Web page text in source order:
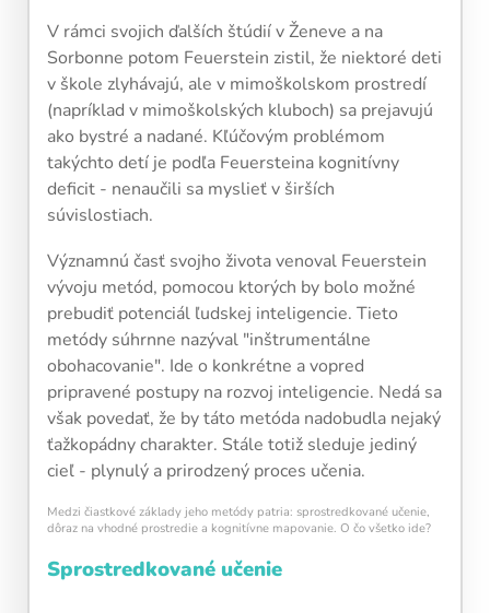
Pravidelný krátky tréningpodporuje
neuroplasticitu mozgu, zlepšuje pozornosť,
V rámci svojich ďalších štúdií v Ženeve a na
Sorbonne potom Feuerstein zistil, že niektoré deti
v škole zlyhávajú, ale v mimoškolskom prostredí
(napríklad v mimoškolských kluboch) sa prejavujú
ako bystré a nadané. Kľúčovým problémom
takýchto detí je podľa Feuersteina kognitívny
deficit - nenaučili sa myslieť v širších
súvislostiach.
Významnú časť svojho života venoval Feuerstein
vývoju metód, pomocou ktorých by bolo možné
prebudiť potenciál ľudskej inteligencie. Tieto
metódy súhrnne nazýval "inštrumentálne
obohacovanie". Ide o konkrétne a vopred
pripravené postupy na rozvoj inteligencie. Nedá sa
však povedať, že by táto metóda nadobudla nejaký
ťažkopádny charakter. Stále totiž sleduje jediný
cieľ - plynulý a prirodzený proces učenia.
Medzi čiastkové základy jeho metódy patria: sprostredkované učenie,
dôraz na vhodné prostredie a kognitívne mapovanie. O čo všetko ide?
Sprostredkované učenie